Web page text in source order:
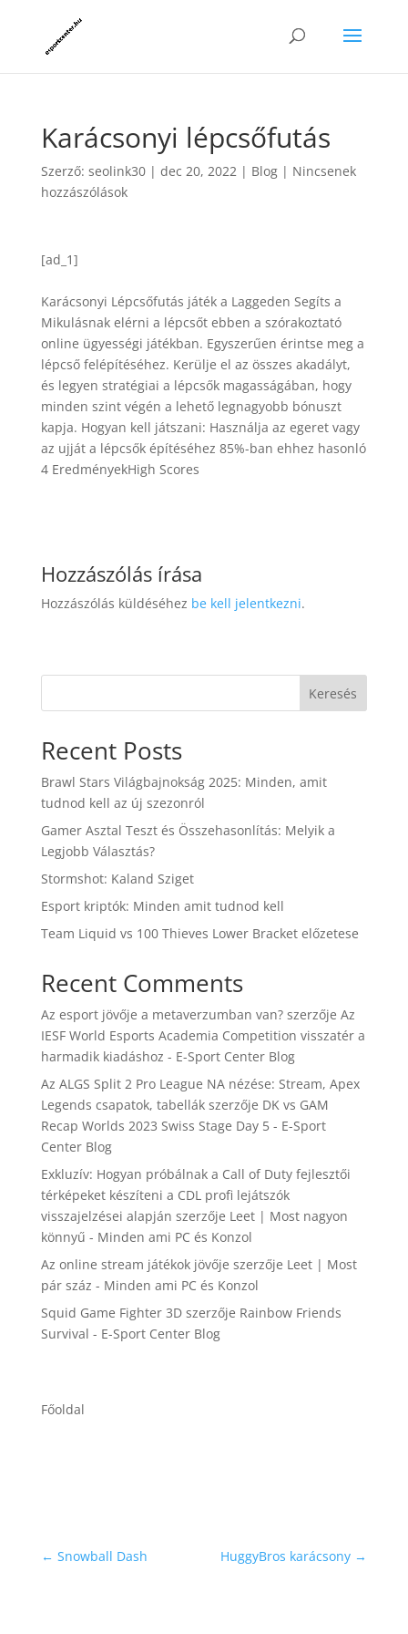
Karácsonyi lépcsőfutás
Szerző: seolink30| dec 20, 2022| Blog| Nincsenek
hozzászólások
[ad_1]
Karácsonyi Lépcsőfutás játék a Laggeden Segíts a
Mikulásnak elérni a lépcsőt ebben a szórakoztató
online ügyességi játékban. Egyszerűen érintse meg a
lépcső felépítéséhez. Kerülje el az összes akadályt,
és legyen stratégiai a lépcsők magasságában, hogy
minden szint végén a lehető legnagyobb bónuszt
kapja. Hogyan kell játszani: Használja az egeret vagy
az ujját a lépcsők építéséhez 85%-ban ehhez hasonló
4 EredményekHigh Scores
Hozzászólás írása
Hozzászólás küldéséhez be kell jelentkezni.
Keresés
Recent Posts
Brawl Stars Világbajnokság 2025: Minden, amit
tudnod kell az új szezonról
Gamer Asztal Teszt és Összehasonlítás: Melyik a
Legjobb Választás?
Stormshot: Kaland Sziget
Esport kriptók: Minden amit tudnod kell
Team Liquid vs 100 Thieves Lower Bracket előzetese
Recent Comments
Az esport jövője a metaverzumban van?szerzője Az
IESF World Esports Academia Competition visszatér a
harmadik kiadáshoz - E-Sport Center Blog
Az ALGS Split 2 Pro League NA nézése: Stream, Apex
Legends csapatok, tabellákszerzője DK vs GAM
Recap Worlds 2023 Swiss Stage Day 5 - E-Sport
Center Blog
Exkluzív: Hogyan próbálnak a Call of Duty fejlesztői
térképeket készíteni a CDL profi lejátszók
visszajelzései alapján szerzője Leet | Most nagyon
könnyű - Minden ami PC és Konzol
Az online stream játékok jövője szerzője Leet | Most
pár száz - Minden ami PC és Konzol
Squid Game Fighter 3Dszerzője Rainbow Friends
Survival - E-Sport Center Blog
Főoldal
← Snowball Dash HuggyBros karácsony →